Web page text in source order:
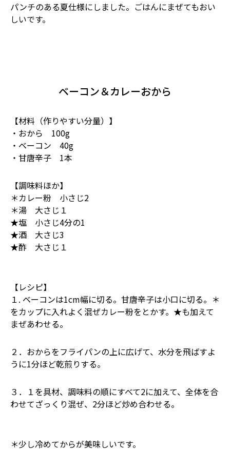
パンチのある夏仕様にしました。ごはんにまぜてもおい
しいです。
ベーコン＆カレーおから
【材料（作りやすい分量）】
・おから 100g
・ベーコン 40g
・甘唐辛子 1本
【調味料ほか】
＊カレー粉 小さじ2
＊湯 大さじ１
★塩 小さじ4分の1
★酒 大さじ3
★酢 大さじ１
【レシピ】
１. ベーコンは1cm幅に切る。甘唐辛子は小口に切る。＊
をカップに入れよく混ぜカレー粉をとかす。★も加えて
まぜあわせる。
２．おからをフライパンの上に広げて、水分を飛ばすよ
うに1分ほど乾煎りする。
３．１を具材、調味料の順にすべて2に加えて、全体を合
わせてざっくり混ぜ、2分ほど炒め合わせる。
＊少し冷めてからが美味しいです。